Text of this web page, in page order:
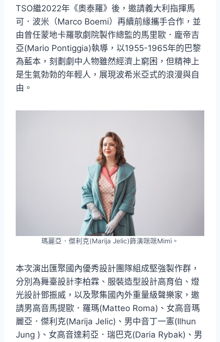
TSO繼2022年《奧泰羅》後，邀請義大利指揮馬
可．波米（Marco Boemi）再續前緣攜手合作，並
由曾任蒙地卡羅歌劇院製作總監的馬里歐．龐帝吉
亞(Mario Pontiggia)執導，以1955-1965年的巴黎
為藍本，刻劃劇中人物雖然經濟上窮困，但精神上
是生氣勃勃的年輕人，展現波希米亞式的浪漫與自
由。
瑪麗亞．傑利克(Marija Jelic)飾演咪咪Mimì。
本次演出匯聚國內優秀設計團隊組成堅強製作群，
分別為舞臺設計李柏霖、服裝造型設計高育伯、燈
光設計鄧振威，以及聚集國內外重量級聲樂家，邀
請男高音馬提歐．羅瑪(Matteo Roma)、女高音瑪
麗亞．傑利克(Marija Jelic)、男中音丁一憲(Ilhun
Jung )、女高音達莉亞．瑞巴克(Daria Rybak)、男